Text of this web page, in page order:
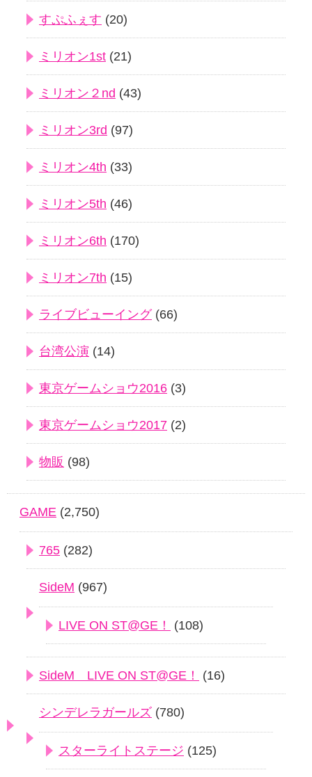
すぷふぇす (20)
ミリオン1st (21)
ミリオン２nd (43)
ミリオン3rd (97)
ミリオン4th (33)
ミリオン5th (46)
ミリオン6th (170)
ミリオン7th (15)
ライブビューイング(66)
台湾公演 (14)
東京ゲームショウ2016 (3)
東京ゲームショウ2017 (2)
物販 (98)
GAME (2,750)
765 (282)
SideM (967)
LIVE ON ST@GE！ (108)
SideM LIVE ON ST@GE！ (16)
シンデレラガールズ (780)
スターライトステージ (125)